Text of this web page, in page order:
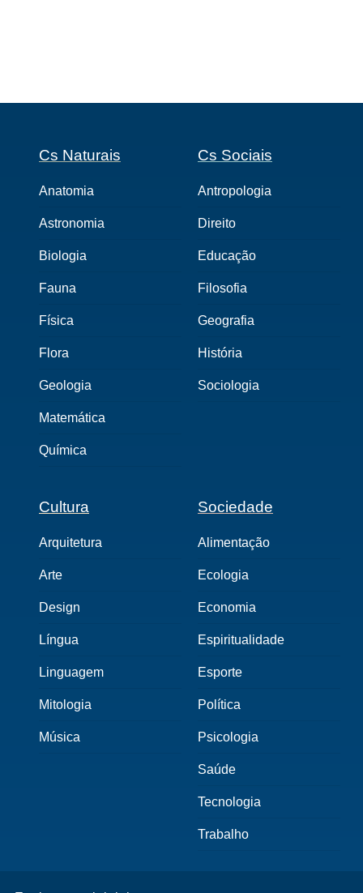
Cs Naturais
Anatomia
Astronomia
Biologia
Fauna
Física
Flora
Geologia
Matemática
Química
Cs Sociais
Antropologia
Direito
Educação
Filosofia
Geografia
História
Sociologia
Cultura
Arquitetura
Arte
Design
Língua
Linguagem
Mitologia
Música
Sociedade
Alimentação
Ecologia
Economia
Espiritualidade
Esporte
Política
Psicologia
Saúde
Tecnologia
Trabalho